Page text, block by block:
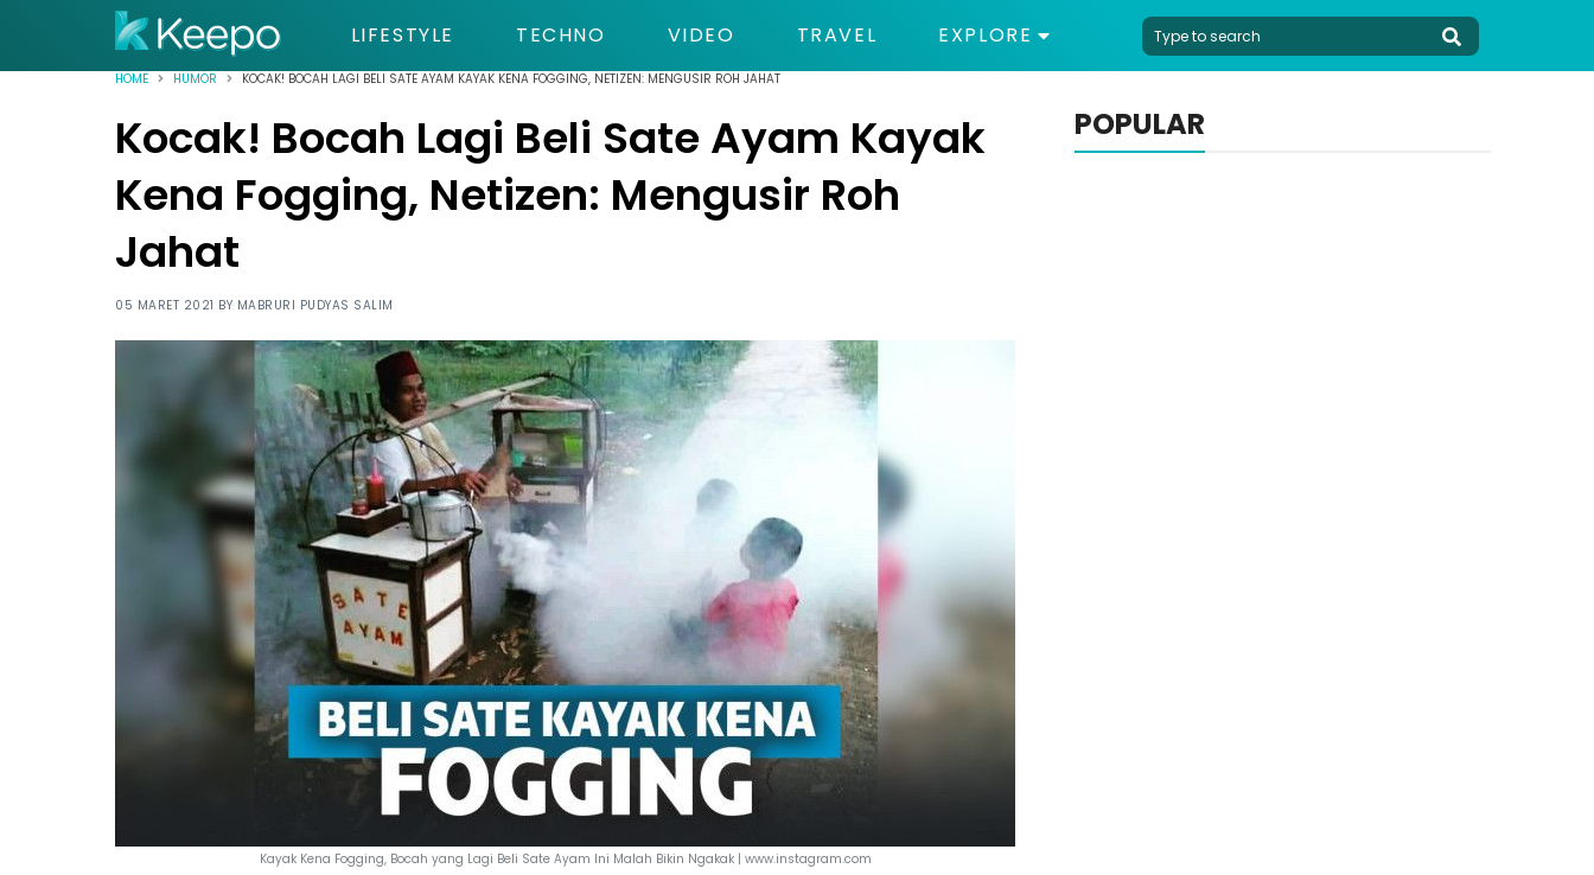
LIFESTYLE TECHNO VIDEO TRAVEL EXPLORE
HOME HUMOR KOCAK! BOCAH LAGI BELI SATE AYAM KAYAK KENA FOGGING, NETIZEN: MENGUSIR ROH JAHAT
Kocak! Bocah Lagi Beli Sate Ayam Kayak
Kena Fogging, Netizen: Mengusir Roh
Jahat
05 MARET 2021 BY MABRURI PUDYAS SALIM
Kayak Kena Fogging, Bocah yang Lagi Beli Sate Ayam Ini Malah Bikin Ngakak | www.instagram.com
POPULAR